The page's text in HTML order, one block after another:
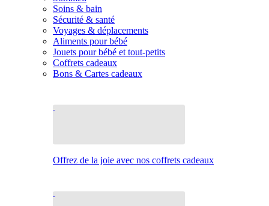
Soins & bain
Sécurité & santé
Voyages & déplacements
Aliments pour bébé
Jouets pour bébé et tout-petits
Coffrets cadeaux
Bons & Cartes cadeaux
Offrez de la joie avec nos coffrets cadeaux